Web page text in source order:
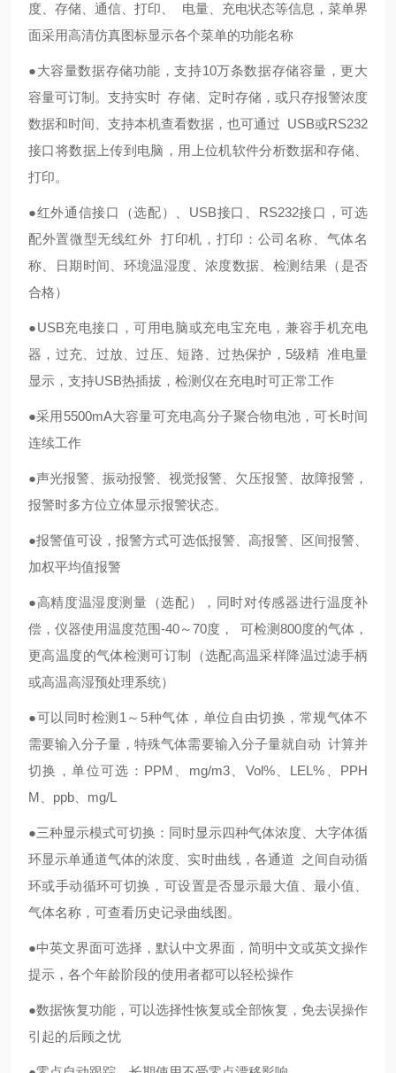
度、存储、通信、打印、 电量、充电状态等信息，菜单界
面采用高清仿真图标显示各个菜单的功能名称
●大容量数据存储功能，支持10万条数据存储容量，更大
容量可订制。支持实时 存储、定时存储，或只存报警浓度
数据和时间、支持本机查看数据，也可通过 USB或RS232
接口将数据上传到电脑，用上位机软件分析数据和存储、
打印。
●红外通信接口（选配）、USB接口、RS232接口，可选
配外置微型无线红外 打印机，打印：公司名称、气体名
称、日期时间、环境温湿度、浓度数据、检测结果（是否
合格）
●USB充电接口，可用电脑或充电宝充电，兼容手机充电
器，过充、过放、过压、短路、过热保护，5级精 准电量
显示，支持USB热插拔，检测仪在充电时可正常工作
●采用5500mA大容量可充电高分子聚合物电池，可长时间
连续工作
●声光报警、振动报警、视觉报警、欠压报警、故障报警，
报警时多方位立体显示报警状态。
●报警值可设，报警方式可选低报警、高报警、区间报警、
加权平均值报警
●高精度温湿度测量（选配），同时对传感器进行温度补
偿，仪器使用温度范围-40～70度， 可检测800度的气体，
更高温度的气体检测可订制（选配高温采样降温过滤手柄
或高温高湿预处理系统）
●可以同时检测1～5种气体，单位自由切换，常规气体不
需要输入分子量，特殊气体需要输入分子量就自动 计算并
切换，单位可选：PPM、mg/m3、Vol%、LEL%、PPH
M、ppb、mg/L
●三种显示模式可切换：同时显示四种气体浓度、大字体循
环显示单通道气体的浓度、实时曲线，各通道 之间自动循
环或手动循环可切换，可设置是否显示最大值、最小值、
气体名称，可查看历史记录曲线图。
●中英文界面可选择，默认中文界面，简明中文或英文操作
提示，各个年龄阶段的使用者都可以轻松操作
●数据恢复功能，可以选择性恢复或全部恢复，免去误操作
引起的后顾之忧